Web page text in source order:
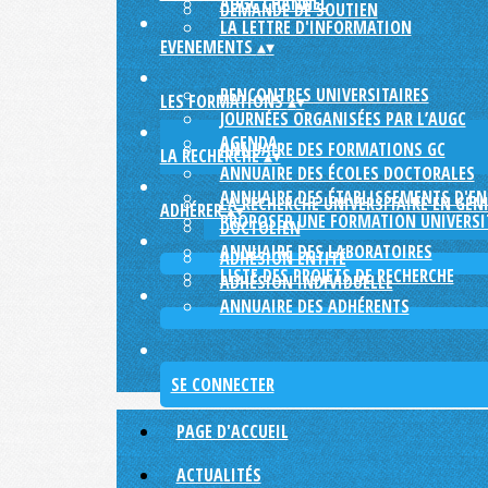
LA LETTRE D'INFORMATION
DEMANDE DE SOUTIEN
EVENEMENTS▴▾
RENCONTRES UNIVERSITAIRES
JOURNÉES ORGANISÉES PAR L’AUGC
AGENDA
LES FORMATIONS▴▾
ANNUAIRE DES FORMATIONS GC
ANNUAIRE DES ÉCOLES DOCTORALES
ANNUAIRE DES ÉTABLISSEMENTS
PROPOSER UNE FORMATION
LA RECHERCHE▴▾
LA RECHERCHE UNIVERSITAIRE EN
DOCTOLIEN
ANNUAIRE DES LABORATOIRES
LISTE DES PROJETS DE RECHERCHE
ADHÉRER▴▾
ADHÉSION ENTITÉ
ADHÉSION INDIVIDUELLE
ANNUAIRE DES ADHÉRENTS
SE CONNECTER
PAGE D'ACCUEIL
ACTUALITÉS